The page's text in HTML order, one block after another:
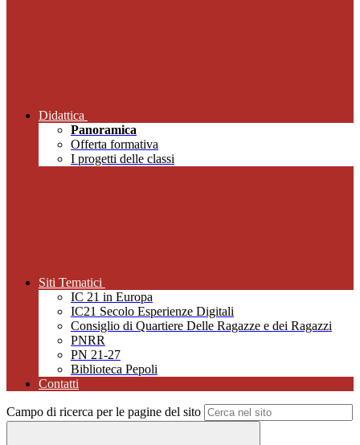
Didattica
Panoramica
Offerta formativa
I progetti delle classi
Siti Tematici
IC 21 in Europa
IC21 Secolo Esperienze Digitali
Consiglio di Quartiere Delle Ragazze e dei Ragazzi
PNRR
PN 21-27
Biblioteca Pepoli
Contatti
Campo di ricerca per le pagine del sito